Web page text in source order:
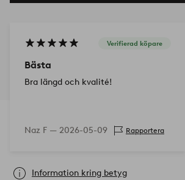
Verifierad köpare
Bästa
Bra längd och kvalité!
Naz F — 2026-05-09 Rapportera
Information kring betyg